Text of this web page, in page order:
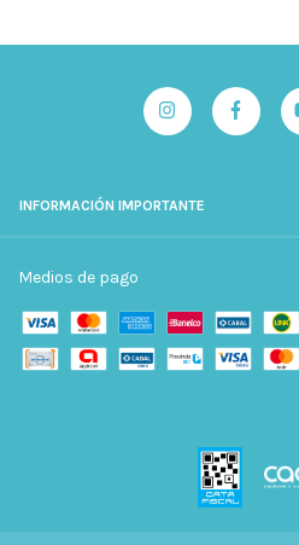
INFORMACIÓN IMPORTANTE
Medios de pago